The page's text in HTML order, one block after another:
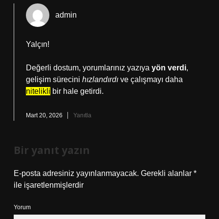
admin
Yalçın!
Değerli dostum, yorumlarınız yazıya yön verdi,
gelişim sürecini hızlandırdı ve çalışmayı daha
nitelikli bir hale getirdi.
Mart 20, 2026 Yanıtla
Bir yanıt yazın
E-posta adresiniz yayınlanmayacak. Gerekli alanlar *
ile işaretlenmişlerdir
Yorum